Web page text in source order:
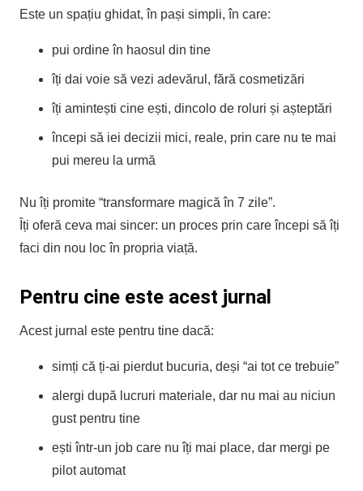
Este un spațiu ghidat, în pași simpli, în care:
pui ordine în haosul din tine
îți dai voie să vezi adevărul, fără cosmetizări
îți amintești cine ești, dincolo de roluri și așteptări
începi să iei decizii mici, reale, prin care nu te mai
pui mereu la urmă
Nu îți promite “transformare magică în 7 zile”.
Îți oferă ceva mai sincer: un proces prin care începi să îți
faci din nou loc în propria viață.
Pentru cine este acest jurnal
Acest jurnal este pentru tine dacă:
simți că ți-ai pierdut bucuria, deși “ai tot ce trebuie”
alergi după lucruri materiale, dar nu mai au niciun
gust pentru tine
ești într-un job care nu îți mai place, dar mergi pe
pilot automat